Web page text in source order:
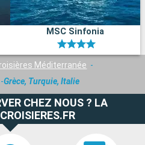
MSC Sinfonia
Méditerranée
Grèce, Turquie, Italie
CHEZ NOUS ? LA